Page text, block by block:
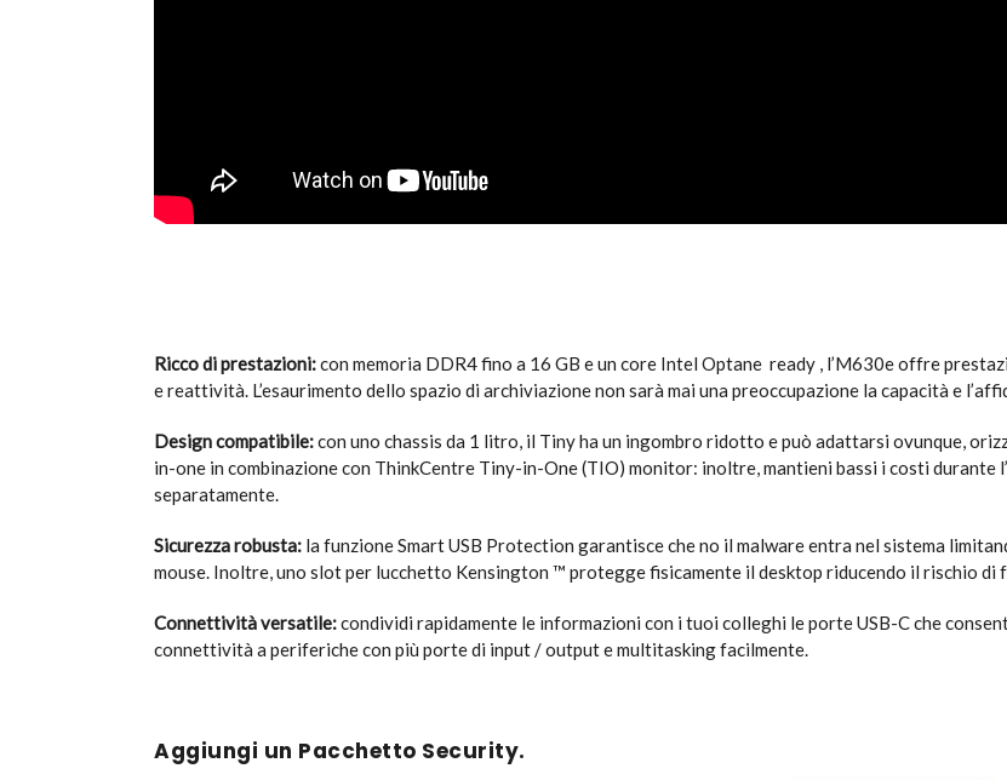
Ricco di prestazioni:con memoria DDR4 fino a 16 GB e un core Intel Optane ready , l’M630e offre
e reattività. L’esaurimento dello spazio di archiviazione non sarà mai una preoccupazione la capacità e
Design compatibile:con uno chassis da 1 litro, il Tiny ha un ingombro ridotto e può adattarsi ovunque,
in-one in combinazione con ThinkCentre Tiny-in-One (TIO) monitor: inoltre, mantieni bassi i costi durante
separatamente.
Sicurezza robusta: la funzione Smart USB Protection garantisce che no il malware entra nel sistema
mouse. Inoltre, uno slot per lucchetto Kensington ™ protegge fisicamente il desktop riducendo il rischio di
Connettività versatile:condividi rapidamente le informazioni con i tuoi colleghi le porte USB-C che
connettività a periferiche con più porte di input / output e multitasking facilmente.
Aggiungi un Pacchetto Security.